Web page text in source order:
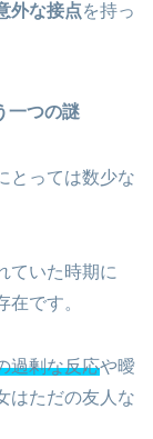
外な接点を持っ
一つの謎
とっては数少な
ていた時期に
です。
過剰な反応や曖
はただの友人な